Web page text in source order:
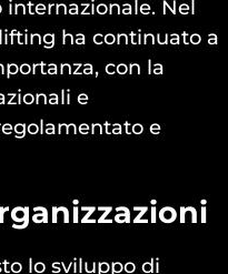
Nel
ha continuato a
con la
e
e
lo sviluppo di